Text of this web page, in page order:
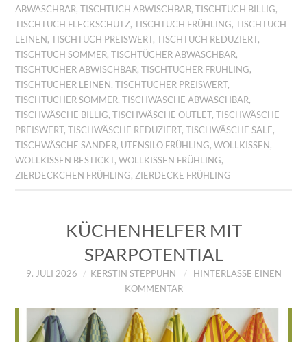
ABWASCHBAR,TISCHTUCH ABWISCHBAR,TISCHTUCH BILLIG,
TISCHTUCH FLECKSCHUTZ,TISCHTUCH FRÜHLING,TISCHTUCH
LEINEN ,TISCHTUCH PREISWERT,TISCHTUCH REDUZIERT,
TISCHTUCH SOMMER,TISCHTÜCHER ABWASCHBAR,
TISCHTÜCHER ABWISCHBAR,TISCHTÜCHER FRÜHLING,
TISCHTÜCHER LEINEN ,TISCHTÜCHER PREISWERT,
TISCHTÜCHER SOMMER,TISCHWÄSCHE ABWASCHBAR,
TISCHWÄSCHE BILLIG,TISCHWÄSCHE OUTLET,TISCHWÄSCHE
PREISWERT,TISCHWÄSCHE REDUZIERT,TISCHWÄSCHE SALE,
TISCHWÄSCHE SANDER, UTENSILO FRÜHLING,WOLLKISSEN ,
WOLLKISSEN BESTICKT,WOLLKISSEN FRÜHLING,
ZIERDECKCHEN FRÜHLING, ZIERDECKE FRÜHLING
KÜCHENHELFER MIT
SPARPOTENTIAL
9. JULI 2026 KERSTIN STEPPUHN
HINTERLASSE EINEN
KOMMENTAR